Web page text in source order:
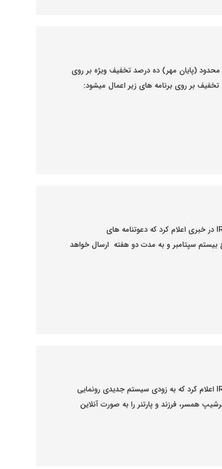
(پایان مهر) ده درصد تخفیف ویژه بر روی
تخفیف بر روی برنامه های زیر اعمال میشود:
سازمان مهاجرت، پناهندگی و امور شهروندی کانادا IRCC در خبری اعلام کرد که دعوتنامه های
بیستم سپتامبر و به مدت دو هفته ارسال خواهد
سازمان مهاجرت، پناهندگی و امور شهروندی کانادا IRCC اعلام کرد که به زودی سیستم جدیدی رونمایی
همسر، فرزند و پارتنر را به صورت آنلاین